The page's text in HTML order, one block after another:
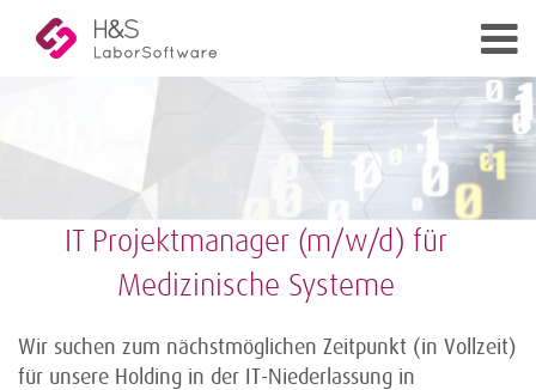
IT Projektmanager (m/w/d) für
Medizinische Systeme
Wir suchen zum nächstmöglichen Zeitpunkt (in Vollzeit)
für unsere Holding in der IT-Niederlassung in